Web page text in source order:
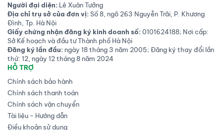
thu nước tiết kiệm năng
mà không cần nguồn
năng lượng từ bên ngoài.
Người đại diện: Lê Xuân Tưởng
Địa chỉ trụ sở của đơn vị:Số 8, ngõ 263 Nguyễn Trãi, P. Khương
Đình, Tp. Hà Nội
Giấy chứng nhận đăng ký kinh doanh số:0101624188; Nơi cấp:
Sở Kế hoạch và đầu tư Thành phố Hà Nội
Đăng ký lần đầu: ngày 18 tháng 3 năm 2005; Đăng ký thay đổi lần
thứ: 12, ngày 12 tháng 8 năm 2024
HỖ TRỢ
Chính sách bảo hành
Chính sách thanh toán
Chính sách vận chuyển
Tài liệu - Hướng dẫn
Điều khoản sử dụng